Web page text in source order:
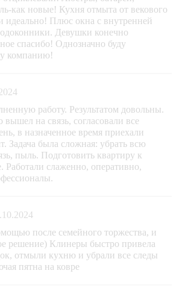
как новые! Кухня отмыта от векового
идеально! Плюс окна с внутренней
Девушки конечно
спасибо! Однозначно буду
компанию!
работу. Результатом довольны.
на связь, согласовали все
в назначенное время приехали
Задача была сложная: убрать всю
пыль. Подготовить квартиру к
Работали слаженно, оперативно,
после семейного торжества, и
решение) Клинеры быстро привела
отмыли кухню и убрали все следы
пятна на ковре